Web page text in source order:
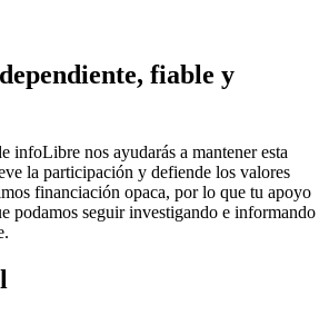
fiable y
infoLibre nos ayudarás a mantener esta
la participación y defiende los valores
financiación opaca, por lo que tu apoyo
podamos seguir investigando e informando